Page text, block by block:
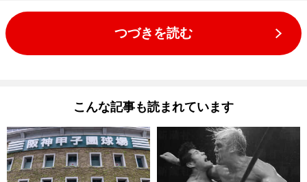
つづきを読む
こんな記事も読まれています